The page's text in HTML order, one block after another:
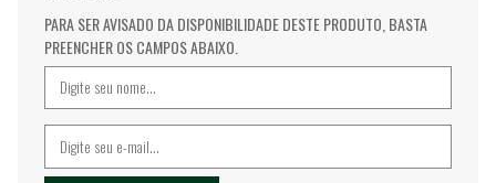
PARA SER AVISADO DA DISPONIBILIDADE DESTE PRODUTO, BASTA
PREENCHER OS CAMPOS ABAIXO.